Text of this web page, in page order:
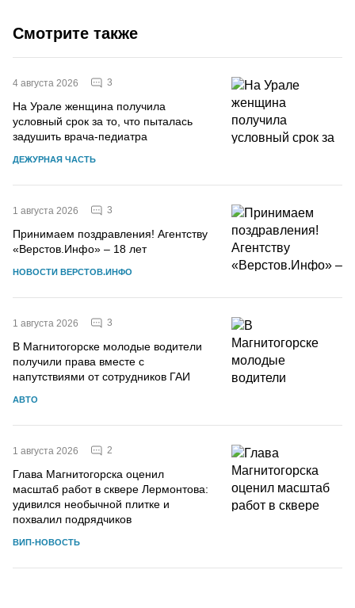
Смотрите также
4 августа 2026 3
На Урале женщина получила
условный срок за то, что пыталась
задушить врача-педиатра
ДЕЖУРНАЯ ЧАСТЬ
1 августа 2026 3
Принимаем поздравления! Агентству
«Верстов.Инфо» – 18 лет
НОВОСТИ ВЕРСТОВ.ИНФО
1 августа 2026 3
В Магнитогорске молодые водители
получили права вместе с
напутствиями от сотрудников ГАИ
АВТО
1 августа 2026 2
Глава Магнитогорска оценил
масштаб работ в сквере Лермонтова:
удивился необычной плитке и
похвалил подрядчиков
ВИП-НОВОСТЬ